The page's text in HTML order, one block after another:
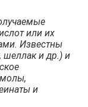
или их
Известны
шеллак и др.) и
и